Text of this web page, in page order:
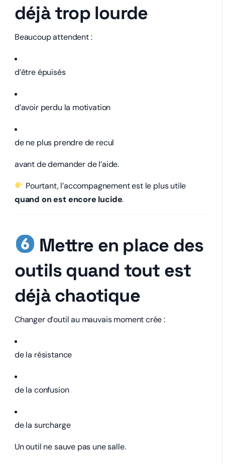
déjà trop lourde
Beaucoup attendent :
d’être épuisés
d’avoir perdu la motivation
de ne plus prendre de recul
avant de demander de l’aide.
Pourtant, l’accompagnement est le plus utile
quand on est encore lucide.
Mettre en place des
outils quand tout est
déjà chaotique
Changer d’outil au mauvais moment crée :
de la résistance
de la confusion
de la surcharge
Un outil ne sauve pas une salle.